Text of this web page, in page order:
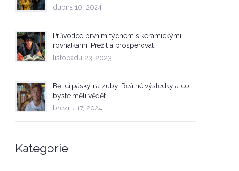
dubna 10, 2024
Průvodce prvním týdnem s keramickými
rovnátkami: Přežít a prosperovat
listopadu 23, 2023
Bělicí pásky na zuby: Reálné výsledky a co
byste měli vědět
března 17, 2024
Kategorie